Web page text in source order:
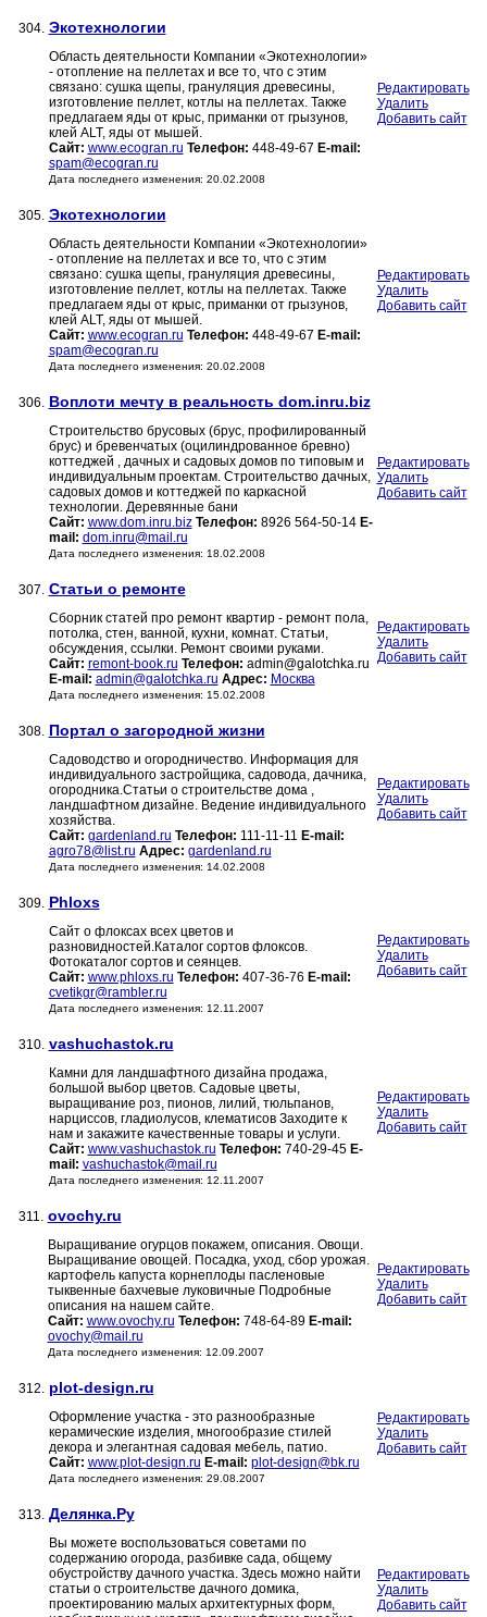
304. Экотехнологии
Область деятельности Компании «Экотехнологии»
- отопление на пеллетах и все то, что с этим
связано: сушка щепы, грануляция древесины,
изготовление пеллет, котлы на пеллетах. Также
предлагаем яды от крыс, приманки от грызунов,
клей ALT, яды от мышей.
Сайт: www.ecogran.ru Телефон: 448-49-67 E-mail:
spam@ecogran.ru
Дата последнего изменения: 20.02.2008
Редактировать
Удалить
Добавить сайт
305. Экотехнологии
Область деятельности Компании «Экотехнологии»
- отопление на пеллетах и все то, что с этим
связано: сушка щепы, грануляция древесины,
изготовление пеллет, котлы на пеллетах. Также
предлагаем яды от крыс, приманки от грызунов,
клей ALT, яды от мышей.
Сайт: www.ecogran.ru Телефон: 448-49-67 E-mail:
spam@ecogran.ru
Дата последнего изменения: 20.02.2008
Редактировать
Удалить
Добавить сайт
306. Воплоти мечту в реальность dom.inru.biz
Строительство брусовых (брус, профилированный
брус) и бревенчатых (оцилиндрованное бревно)
коттеджей , дачных и садовых домов по типовым и
индивидуальным проектам. Строительство дачных,
садовых домов и коттеджей по каркасной
технологии. Деревянные бани
Сайт: www.dom.inru.biz Телефон: 8926 564-50-14 E-
mail: dom.inru@mail.ru
Дата последнего изменения: 18.02.2008
Редактировать
Удалить
Добавить сайт
307. Статьи о ремонте
Сборник статей про ремонт квартир - ремонт пола,
потолка, стен, ванной, кухни, комнат. Статьи,
обсуждения, ссылки. Ремонт своими руками.
Сайт: remont-book.ru Телефон: admin@galotchka.ru
E-mail: admin@galotchka.ru Адрес: Москва
Дата последнего изменения: 15.02.2008
Редактировать
Удалить
Добавить сайт
308. Портал о загородной жизни
Садоводство и огородничество. Информация для
индивидуального застройщика, садовода, дачника,
огородника.Статьи о строительстве дома ,
ландшафтном дизайне. Ведение индивидуального
хозяйства.
Сайт: gardenland.ru Телефон: 111-11-11 E-mail:
agro78@list.ru Адрес: gardenland.ru
Дата последнего изменения: 14.02.2008
Редактировать
Удалить
Добавить сайт
309. Phloxs
Сайт о флоксах всех цветов и
разновидностей.Каталог сортов флоксов.
Фотокаталог сортов и сеянцев.
Сайт: www.phloxs.ru Телефон: 407-36-76 E-mail:
cvetikgr@rambler.ru
Дата последнего изменения: 12.11.2007
Редактировать
Удалить
Добавить сайт
310. vashuchastok.ru
Камни для ландшафтного дизайна продажа,
большой выбор цветов. Садовые цветы,
выращивание роз, пионов, лилий, тюльпанов,
нарциссов, гладиолусов, клематисов Заходите к
нам и закажите качественные товары и услуги.
Сайт: www.vashuchastok.ru Телефон: 740-29-45 E-
mail: vashuchastok@mail.ru
Дата последнего изменения: 12.11.2007
Редактировать
Удалить
Добавить сайт
311. ovochy.ru
Выращивание огурцов покажем, описания. Овощи.
Выращивание овощей. Посадка, уход, сбор урожая.
картофель капуста корнеплоды пасленовые
тыквенные бахчевые луковичные Подробные
описания на нашем сайте.
Сайт: www.ovochy.ru Телефон: 748-64-89 E-mail:
ovochy@mail.ru
Дата последнего изменения: 12.09.2007
Редактировать
Удалить
Добавить сайт
312. plot-design.ru
Оформление участка - это разнообразные
керамические изделия, многообразие стилей
декора и элегантная садовая мебель, патио.
Сайт: www.plot-design.ru E-mail: plot-design@bk.ru
Дата последнего изменения: 29.08.2007
Редактировать
Удалить
Добавить сайт
313. Делянка.Ру
Вы можете воспользоваться советами по
содержанию огорода, разбивке сада, общему
обустройству дачного участка. Здесь можно найти
статьи о строительстве дачного домика,
проектированию малых архитектурных форм,
Редактировать
Удалить
Добавить сайт